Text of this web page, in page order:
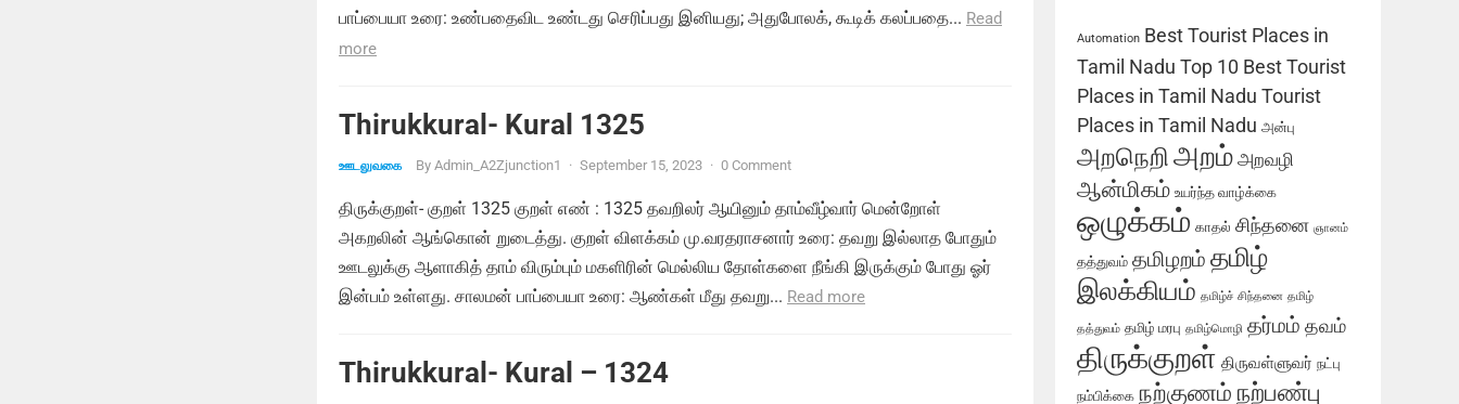
பாப்பையா உரை: உண்பதைவிட உண்டது செரிப்பது இனியது; அதுபோலக், கூடிக் கலப்பதை... Read
more
Thirukkural- Kural 1325
ஊடலுவகை By Admin_A2Zjunction1 · September 15, 2023 · 0 Comment
திருக்குறள்- குறள் 1325 குறள் எண் : 1325 தவறிலர் ஆயினும் தாம்வீழ்வார் மென்றோள்
அகறலின் ஆங்கொன் றுடைத்து. குறள் விளக்கம் மு.வரதராசனார் உரை: தவறு இல்லாத போதும்
ஊடலுக்கு ஆளாகித் தாம் விரும்பும் மகளிரின் மெல்லிய தோள்களை நீங்கி இருக்கும் போது ஓர்
இன்பம் உள்ளது. சாலமன் பாப்பையா உரை: ஆண்கள் மீது தவறு... Read more
Thirukkural- Kural – 1324
Automation Best Tourist Places in
Tamil Nadu Top 10 Best Tourist
Places in Tamil Nadu Tourist
Places in Tamil Nadu அன்பு
அறநெறிஅறம் அறவழி
ஆன்மிகம் உயர்ந்த வாழ்க்கை
ஒழுக்கம் காதல் சிந்தனை ஞானம்
தத்துவம் தமிழறம் தமிழ்
இலக்கியம் தமிழ்ச் சிந்தனை தமிழ்
தத்துவம் தமிழ் மரபு தமிழ்மொழி தர்மம் தவம்
திருக்குறள் திருவள்ளுவர் நட்பு
நம்பிக்கை நற்குணம் நற்பண்பு